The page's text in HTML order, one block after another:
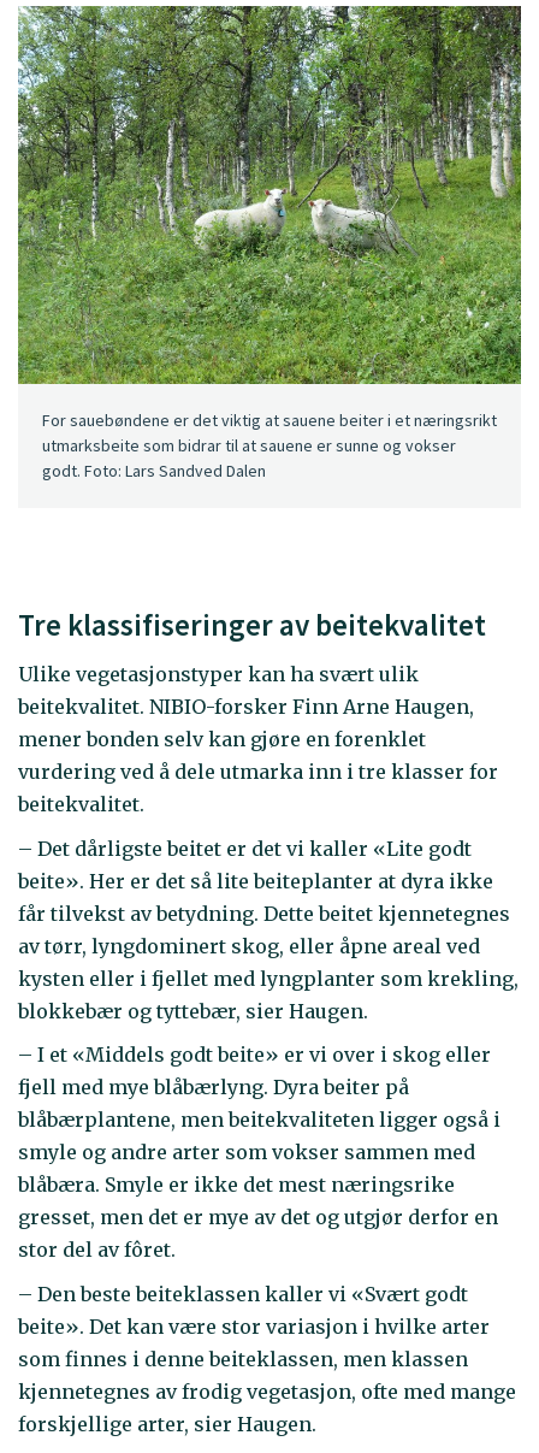
For sauebøndene er det viktig at sauene beiter i et næringsrikt
utmarksbeite som bidrar til at sauene er sunne og vokser
godt. Foto: Lars Sandved Dalen
Tre klassifiseringer av beitekvalitet
Ulike vegetasjonstyper kan ha svært ulik
beitekvalitet. NIBIO-forsker Finn Arne Haugen,
mener bonden selv kan gjøre en forenklet
vurdering ved å dele utmarka inn i tre klasser for
beitekvalitet.
– Det dårligste beitet er det vi kaller «Lite godt
beite». Her er det så lite beiteplanter at dyra ikke
får tilvekst av betydning. Dette beitet kjennetegnes
av tørr, lyngdominert skog, eller åpne areal ved
kysten eller i fjellet med lyngplanter som krekling,
blokkebær og tyttebær, sier Haugen.
– I et «Middels godt beite» er vi over i skog eller
fjell med mye blåbærlyng. Dyra beiter på
blåbærplantene, men beitekvaliteten ligger også i
smyle og andre arter som vokser sammen med
blåbæra. Smyle er ikke det mest næringsrike
gresset, men det er mye av det og utgjør derfor en
stor del av fôret.
– Den beste beiteklassen kaller vi «Svært godt
beite». Det kan være stor variasjon i hvilke arter
som finnes i denne beiteklassen, men klassen
kjennetegnes av frodig vegetasjon, ofte med mange
forskjellige arter, sier Haugen.